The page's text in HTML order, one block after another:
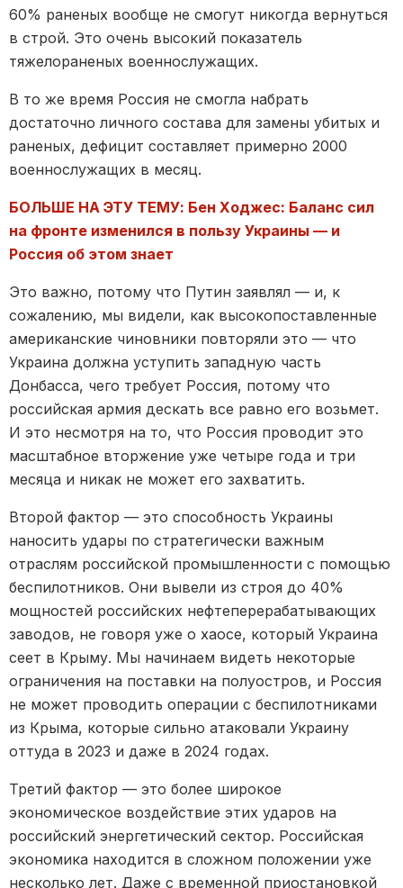
60% раненых вообще не смогут никогда вернуться
в строй. Это очень высокий показатель
тяжелораненых военнослужащих.
В то же время Россия не смогла набрать
достаточно личного состава для замены убитых и
раненых, дефицит составляет примерно 2000
военнослужащих в месяц.
БОЛЬШЕ НА ЭТУ ТЕМУ: Бен Ходжес: Баланс сил
на фронте изменился в пользу Украины — и
Россия об этом знает
Это важно, потому что Путин заявлял — и, к
сожалению, мы видели, как высокопоставленные
американские чиновники повторяли это — что
Украина должна уступить западную часть
Донбасса, чего требует Россия, потому что
российская армия дескать все равно его возьмет.
И это несмотря на то, что Россия проводит это
масштабное вторжение уже четыре года и три
месяца и никак не может его захватить.
Второй фактор — это способность Украины
наносить удары по стратегически важным
отраслям российской промышленности с помощью
беспилотников. Они вывели из строя до 40%
мощностей российских нефтеперерабатывающих
заводов, не говоря уже о хаосе, который Украина
сеет в Крыму. Мы начинаем видеть некоторые
ограничения на поставки на полуостров, и Россия
не может проводить операции с беспилотниками
из Крыма, которые сильно атаковали Украину
оттуда в 2023 и даже в 2024 годах.
Третий фактор — это более широкое
экономическое воздействие этих ударов на
российский энергетический сектор. Российская
экономика находится в сложном положении уже
несколько лет. Даже с временной приостановкой